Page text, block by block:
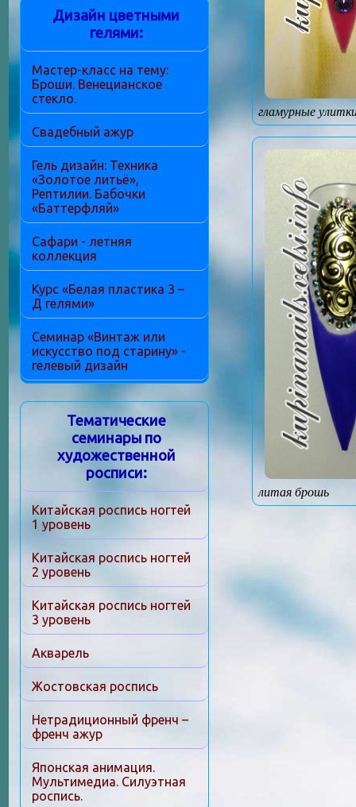
гламурные
литая брошь
Дизайн цветными
гелями:
Мастер-класс на тему:
Броши. Венецианское
стекло.
Свадебный ажур
Гель дизайн: Техника
«Золотое литьё»,
Рептилии. Бабочки
«Баттерфляй»
Сафари - летняя
коллекция
Курс «Белая пластика 3 –
Д гелями»
Семинар «Винтаж или
искусство под старину» -
гелевый дизайн
Тематические
семинары по
художественной
росписи:
Китайская роспись ногтей
1 уровень
Китайская роспись ногтей
2 уровень
Китайская роспись ногтей
3 уровень
Акварель
Жостовская роспись
Нетрадиционный френч –
френч ажур
Японская анимация.
Мультимедиа. Силуэтная
роспись.